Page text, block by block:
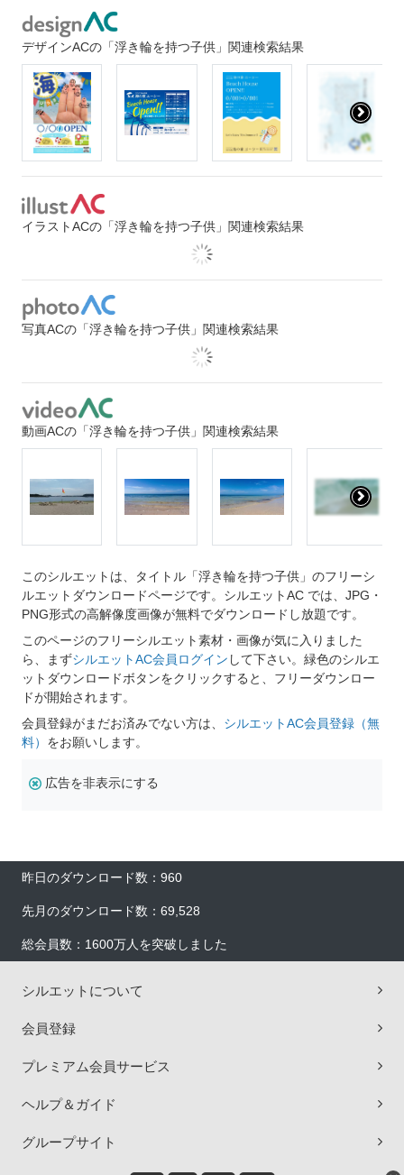
デザインACの「浮き輪を持つ子供」関連検索結果
イラストACの「浮き輪を持つ子供」関連検索結果
写真ACの「浮き輪を持つ子供」関連検索結果
動画ACの「浮き輪を持つ子供」関連検索結果
このシルエットは、タイトル「浮き輪を持つ子供」のフリーシ
ルエットダウンロードページです。シルエットAC では、JPG・
PNG形式の高解像度画像が無料でダウンロードし放題です。
このページのフリーシルエット素材・画像が気に入りました
ら、まずシルエットAC会員ログイン して下さい。緑色のシルエ
ットダウンロードボタンをクリックすると、フリーダウンロー
ドが開始されます。
会員登録がまだお済みでない方は、 シルエットAC会員登録（無
料） をお願いします。
広告を非表示にする
昨日のダウンロード数：960
先月のダウンロード数：69,528
総会員数：1600万人を突破しました
シルエットについて
会員登録
プレミアム会員サービス
ヘルプ＆ガイド
グループサイト